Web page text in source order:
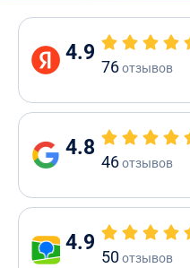
4.9
76отзывов
4.8
46отзывов
4.9
50отзывов